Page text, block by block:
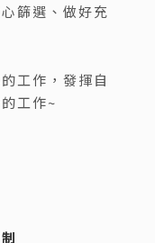
篩選、做好充
工作，發揮自
工作~